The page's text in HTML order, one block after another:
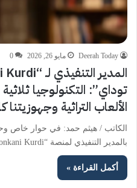
Deerah Today مايو 26, 2026 0
توداي”: التكنولوجيا
الألعاب التراثية
الكاتب / هيثم حمد: في حوار خاص
بالمدير التنفيذي لمنصة “Konkani Kurdi” الرائدة، فارمان…
أكمل القراءة »